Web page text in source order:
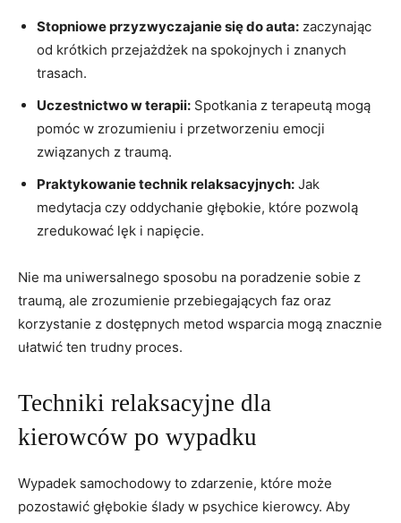
Stopniowe przyzwyczajanie się do auta: zaczynając‍
od‍ krótkich‌ przejażdżek na spokojnych i znanych
‌trasach.
Uczestnictwo w ⁣terapii: ⁣Spotkania z terapeutą⁢ mogą
pomóc w zrozumieniu ‍i przetworzeniu emocji
związanych ‍z traumą.
Praktykowanie technik relaksacyjnych: Jak
medytacja czy oddychanie głębokie, które pozwolą
zredukować lęk i napięcie.
Nie ma ​uniwersalnego sposobu na poradzenie sobie ⁣z
traumą, ale zrozumienie przebiegających faz oraz
⁣korzystanie z‌ dostępnych metod wsparcia mogą znacznie
‌ułatwić ten ⁢trudny proces.
Techniki relaksacyjne dla
kierowców po wypadku
Wypadek samochodowy to zdarzenie, które‍ może‍
pozostawić ‍głębokie ślady w psychice kierowcy. ‍Aby